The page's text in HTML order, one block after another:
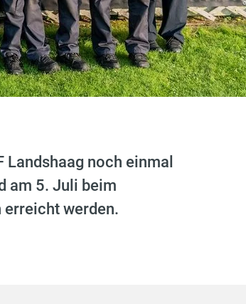
Landshaag noch einmal
am 5. Juli beim
erreicht werden.